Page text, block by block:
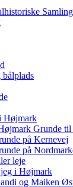
Samling
bålplads
Højmark
Grunde til
på Kernevej
på
leje
i Højmark
og Maiken